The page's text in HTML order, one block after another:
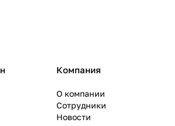
Компания
О компании
Сотрудники
Новости